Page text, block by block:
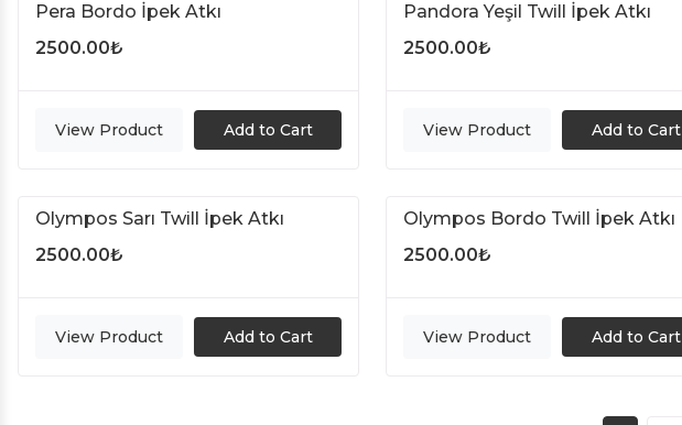
Pera Bordo İpek Atkı
2500.00₺
View Product Add to Cart
Pandora Yeşil Twill İpek Atkı
2500.00₺
View Product Add to Cart
Olympos Sarı Twill İpek Atkı
2500.00₺
View Product Add to Cart
Olympos Bordo Twill İpek Atkı
2500.00₺
View Product Add to Cart